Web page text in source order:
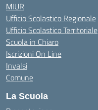
MIUR
Ufficio Scolastico Regionale
Ufficio Scolastico Territoriale
Scuola in Chiaro
Iscrizioni On Line
Invalsi
Comune
La Scuola